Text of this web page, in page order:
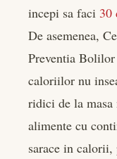
incepi sa faci 30
De asemenea,
Preventia
caloriilor nu
ridici de la
alimente cu
sarace in